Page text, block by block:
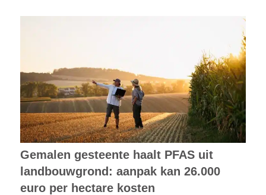
Gemalen gesteente haalt PFAS uit
landbouwgrond: aanpak kan 26.000
euro per hectare kosten